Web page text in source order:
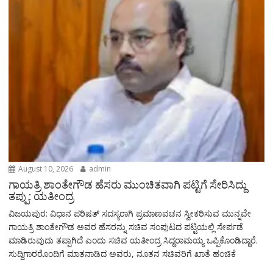
August 10, 2026 admin
ಗಾಯತ್ರಿ ಶಾಂತೇಗೌಡ ಹೆಸರು ಮುಂಚಿತವಾಗಿ ಪಟ್ಟಿಗೆ ಸೇರಿಸಿದ್ದು
ತಪ್ಪು: ಯತೀಂದ್ರ
ವಿಜಯಪುರ: ವಿಧಾನ ಪರಿಷತ್‌ ಸದಸ್ಯರಾಗಿ ಪ್ರಮಾಣವಚನ ಸ್ವೀಕರಿಸುವ ಮುನ್ನವೇ
ಗಾಯತ್ರಿ ಶಾಂತೇಗೌಡ ಅವರ ಹೆಸರನ್ನು ಸಚಿವ ಸಂಪುಟದ ಪಟ್ಟಿಯಲ್ಲಿ ಸೇರ್ಪಡೆ
ಮಾಡಿರುವುದು ತಪ್ಪಾಗಿದೆ ಎಂದು ಸಚಿವ ಯತೀಂದ್ರ ಸಿದ್ದರಾಮಯ್ಯ ಒಪ್ಪಿಕೊಂಡಿದ್ದಾರೆ.
ಸುದ್ದಿಗಾರರೊಂದಿಗೆ ಮಾತನಾಡಿದ ಅವರು, ನೂತನ ಸಚಿವರಿಗೆ ಖಾತೆ ಹಂಚಿಕೆ